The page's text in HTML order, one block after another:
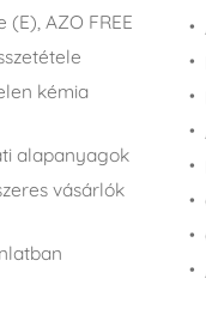
AZO FREE
kémia
alapanyagok
vásárlók